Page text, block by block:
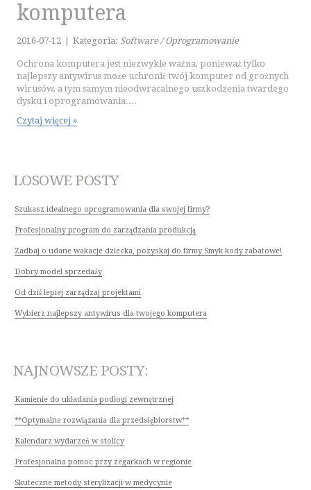
komputera
2016-07-12 Kategoria: Software / Oprogramowanie
Ochrona komputera jest niezwykle ważna, ponieważ tylko
najlepszy antywirus może uchronić twój komputer od groźnych
wirusów, a tym samym nieodwracalnego uszkodzenia twardego
dysku i oprogramowania....
Czytaj więcej »
LOSOWE POSTY
Szukasz idealnego oprogramowania dla swojej firmy?
Profesjonalny program do zarządzania produkcją
Zadbaj o udane wakacje dziecka, pozyskaj do firmy Smyk kody rabatowe!
Dobry model sprzedaży
Od dziś lepiej zarządzaj projektami
Wybierz najlepszy antywirus dla twojego komputera
NAJNOWSZE POSTY:
Kamienie do układania podłogi zewnętrznej
**Optymalne rozwiązania dla przedsiębiorstw**
Kalendarz wydarzeń w stolicy
Profesjonalna pomoc przy zegarkach w regionie
Skuteczne metody sterylizacji w medycynie